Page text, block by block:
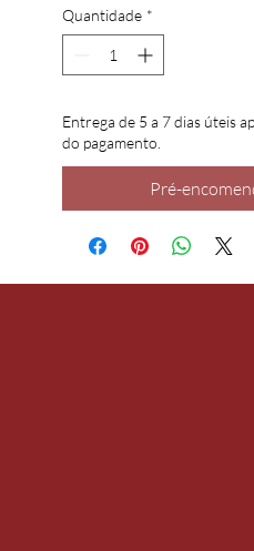
Quantidade *
Entrega de 5 a 7 dias úteis
do pagamento.
Pré-